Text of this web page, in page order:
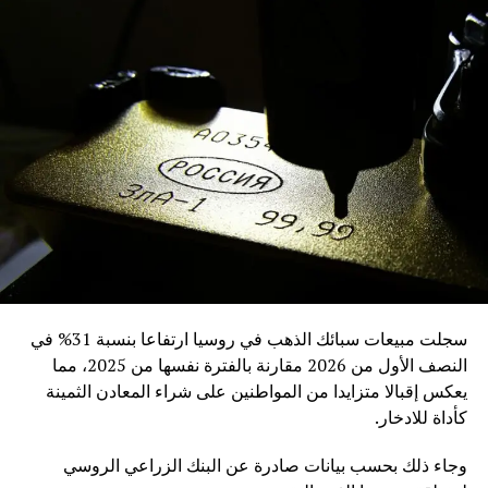
يستنزف احتياطي البلاد الضئيل في الأساس من القطع الأجنبي .
وأوضح أن انسياب الليرة بكميات كبيرة إلى السوق من دون أن
يتم تغطيتها بإنتاج حقيقي جعل قيمتها تتراجع وجعل الطلب على
العملات الأجنبية يصل إلى مستويات قياسية في الوقت الذي لم
تبادر فيه المؤسسات المالية الرسمية السورية إلى إتخاذ إجراءات
موازية تهدف إلى حماية العملة من خلال ضبط حجم السيولة
المتداولة في السوق.
واستدل الخبير الاقتصادي السوري على العوامل التي أدت إلى
هبوط قيمة الليرة السورية مقابل ارتفاع الدولار بأرقام رسمية
الشاحنات المماثلة من سوريا إلى الأسواق الخارجية مشيراً إلى
أن هذا الفارق الهائل يعكس عجز الصادرات السورية عن تغطية
فاتورة الاستيراد الباهظة التي تستنزف القطع الأجنبي والذي بات
بدوره ضالة الحكومة السورية ومعها التجار من أجل تمويل
المستوردات وهذا أدى بالضرورة إلى هبوط قيمة الليرة مقابل
العملات الأجنبية وخاصة الدولار .
سجلت مبيعات سبائك الذهب في روسيا ارتفاعا بنسبة 31% في
النصف الأول من 2026 مقارنة بالفترة نفسها من 2025، مما
يعكس إقبالا متزايدا من المواطنين على شراء المعادن الثمينة
كأداة للادخار.
وجاء ذلك بحسب بيانات صادرة عن البنك الزراعي الروسي